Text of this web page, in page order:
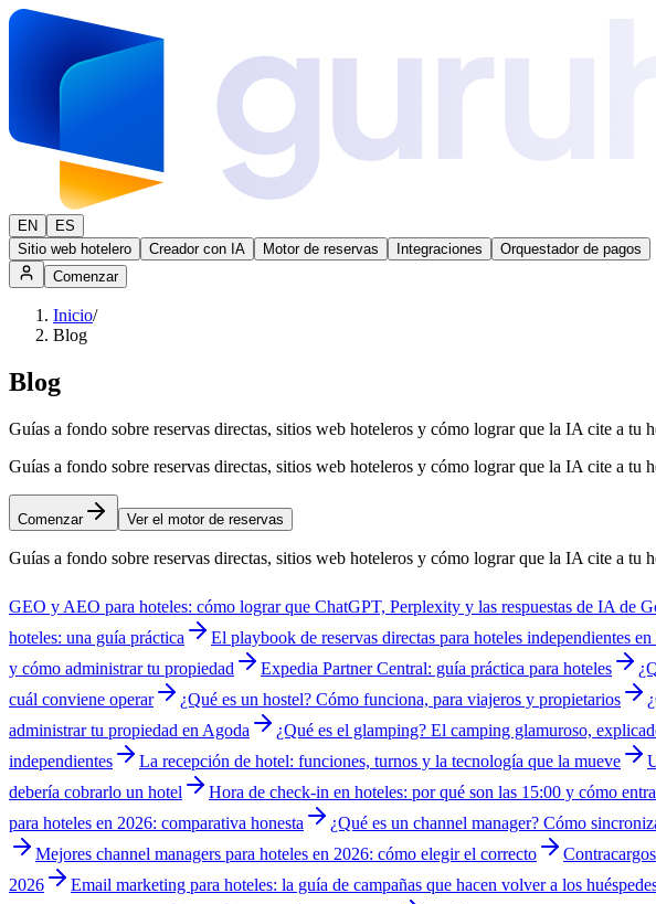
EN
ES
Sitio web hotelero
Creador con IA Motor de reservas Integraciones
Orquestador de pagos
Comenzar
Inicio/
Blog
Blog
Guías a fondo sobre reservas directas, sitios web hoteleros y cómo lograr que la IA cite a
Guías a fondo sobre reservas directas, sitios web hoteleros y cómo lograr que la IA cite a
Comenzar Ver el motor de reservas
Guías a fondo sobre reservas directas, sitios web hoteleros y cómo lograr que la IA cite a
GEO y AEO para hoteles: cómo lograr que ChatGPT, Perplexity y las respuestas de IA de
hoteles: una guía práctica
El playbook de reservas directas para hoteles independientes
y cómo administrar tu propiedad
Expedia Partner Central: guía práctica para hoteles
cuál conviene operar
¿Qué es un hostel? Cómo funciona, para viajeros y propietarios
administrar tu propiedad en Agoda
¿Qué es el glamping? El camping glamuroso,
independientes
La recepción de hotel: funciones, turnos y la tecnología que la mueve
debería cobrarlo un hotel
Hora de check-in en hoteles: por qué son las 15:00 y cómo
para hoteles en 2026: comparativa honesta
¿Qué es un channel manager? Cómo
Mejores channel managers para hoteles en 2026: cómo elegir el correcto
2026
Email marketing para hoteles: la guía de campañas que hacen volver a los